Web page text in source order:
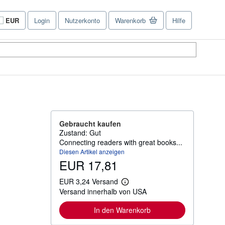
EUR
Seite
der
Login Nutzerkonto Warenkorb Hilfe
Gebraucht kaufen
Zustand: Gut
Connecting readers with great books...
Diesen Artikel anzeigen
EUR 17,81
EUR 3,24 Versand
W
e
i
t
e
Versand innerhalb von USA
In den Warenkorb